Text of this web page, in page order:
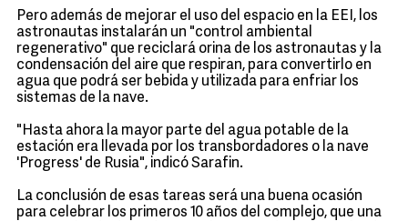
Pero además de mejorar el uso del espacio en la EEI, los
astronautas instalarán un "control ambiental
regenerativo" que reciclará orina de los astronautas y la
condensación del aire que respiran, para convertirlo en
agua que podrá ser bebida y utilizada para enfriar los
sistemas de la nave.
"Hasta ahora la mayor parte del agua potable de la
estación era llevada por los transbordadores o la nave
'Progress' de Rusia", indicó Sarafin.
La conclusión de esas tareas será una buena ocasión
para celebrar los primeros 10 años del complejo, que una